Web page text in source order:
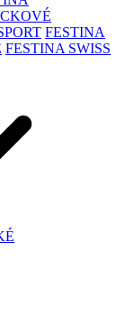
FESTINA
FESTINA SWISS